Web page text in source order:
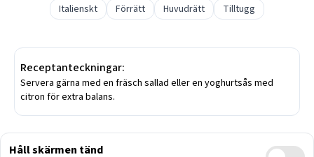
Italienskt Förrätt Huvudrätt Tilltugg
Receptanteckningar:
Servera gärna med en fräsch sallad eller en yoghurtsås med
citron för extra balans.
Håll skärmen tänd